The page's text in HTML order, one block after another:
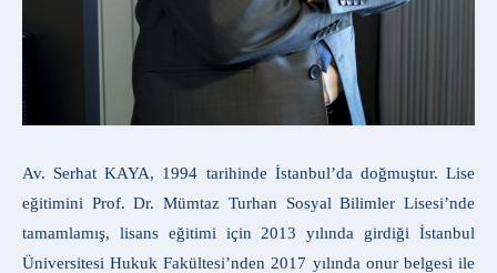
Av. Serhat KAYA, 1994 tarihinde İstanbul’da doğmuştur. Lise
eğitimini Prof. Dr. Mümtaz Turhan Sosyal Bilimler Lisesi’nde
tamamlamış, lisans eğitimi için 2013 yılında girdiği İstanbul
Üniversitesi Hukuk Fakültesi’nden 2017 yılında onur belgesi ile